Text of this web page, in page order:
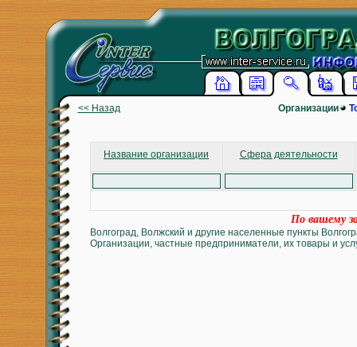
<< Назад Организации
Название организации Сфера деятельности
По вашему
Волгоград, Волжский и другие населенные пункты
Организации, частные предприниматели, их товары и